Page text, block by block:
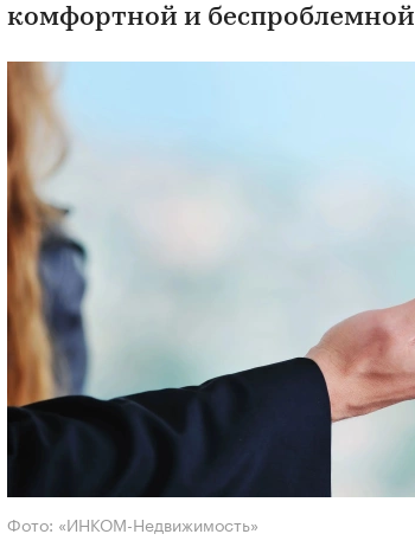
комфортной и беспроблемной
Фото: «ИНКОМ-Недвижимость»